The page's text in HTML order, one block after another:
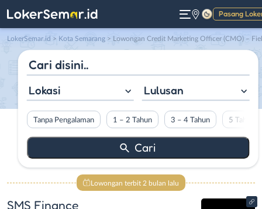
Pasang
Gelap
LokerSemar.id > Kota Semarang > Lowongan Credit Marketing Officer (CMO) – Field Collector (FC) – Problem Account (PA) – Credit Marketing Officer – Credit Relationship Executive di SMS Finance
Lokasi Lulusan
Tanpa Pengalaman 1 – 2 Tahun 3 – 4 Tahun 5 Tahun
Lowongan terbit 2 bulan lalu
SMS Finance